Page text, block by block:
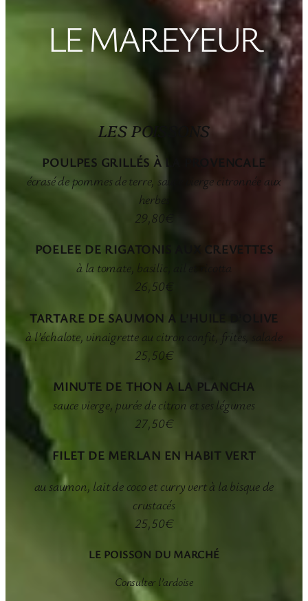
LE MAREYEUR
LES POISSONS
POULPES GRILLÉS À LA PROVENCALE
écrasé de pommes de terre, sauce vierge citronnée aux
herbes
29,80€
POELEE DE RIGATONIS AUX CREVETTES
à la tomate, basilic, ail et ricotta
26,50€
TARTARE DE SAUMON A L’HUILE D’OLIVE
à l’échalote, vinaigrette au citron confit, frites, salade
25,50€
MINUTE DE THON A LA PLANCHA
sauce vierge, purée de citron et ses légumes
27,50€
FILET DE MERLAN EN HABIT VERT
au saumon, lait de coco et curry vert à la bisque de
crustacés
25,50€
LE POISSON DU MARCHÉ
Consulter l’ardoise